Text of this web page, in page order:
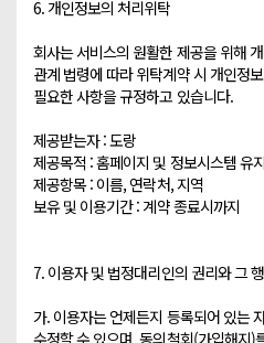
6. 개인정보의 처리위탁
회사는 서비스의 원활한 제공을 위해
관계 법령에 따라 위탁계약 시 개인정
필요한 사항을 규정하고 있습니다.
제공받는자 : 도랑
제공목적 : 홈페이지 및 정보시스템 유
제공항목 : 이름, 연락처, 지역
보유 및 이용기간 : 계약 종료시까지
7. 이용자 및 법정대리인의 권리와 그
가. 이용자는 언제든지 등록되어 있는
수정할 수 있으며, 동의철회(가입해지)